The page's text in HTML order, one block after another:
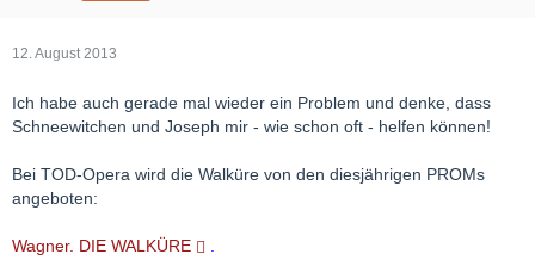
12. August 2013
Ich habe auch gerade mal wieder ein Problem und denke, dass
Schneewitchen und Joseph mir - wie schon oft - helfen können!
Bei TOD-Opera wird die Walküre von den diesjährigen PROMs
angeboten:
Wagner. DIE WALKÜRE